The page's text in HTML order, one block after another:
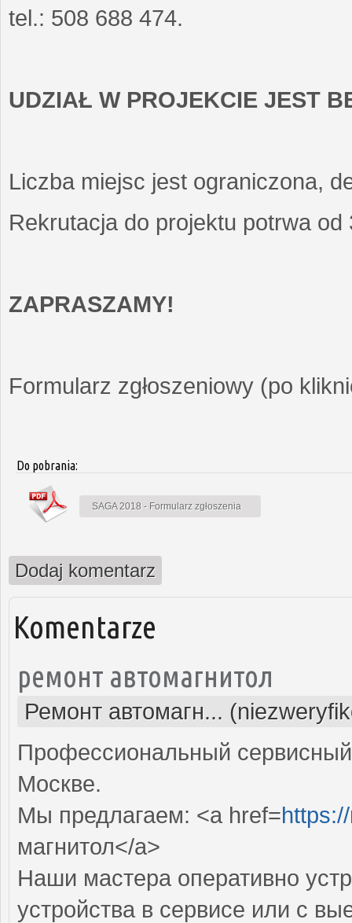
tel.: 508 688 474.
UDZIAŁ W PROJEKCIE JEST
Liczba miejsc jest ograniczona,
Rekrutacja do projektu potrwa
ZAPRASZAMY!
Formularz zgłoszeniowy (po
Do pobrania:
SAGA 2018 - Formularz zgłoszenia
Dodaj komentarz
Komentarze
ремонт автомагнитол
Ремонт автомагн...
Профессиональный
Москве.
Мы предлагаем: <a href=
магнитол</a>
Наши мастера оперативно
устройства в сервисе или с